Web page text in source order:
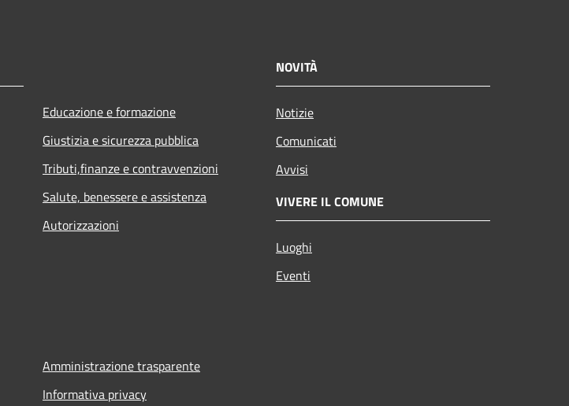
Educazione e formazione
Giustizia e sicurezza pubblica
Tributi,finanze e contravvenzioni
Salute, benessere e assistenza
Autorizzazioni
NOVITÀ
Notizie
Comunicati
Avvisi
VIVERE IL COMUNE
Luoghi
Eventi
Amministrazione trasparente
Informativa privacy